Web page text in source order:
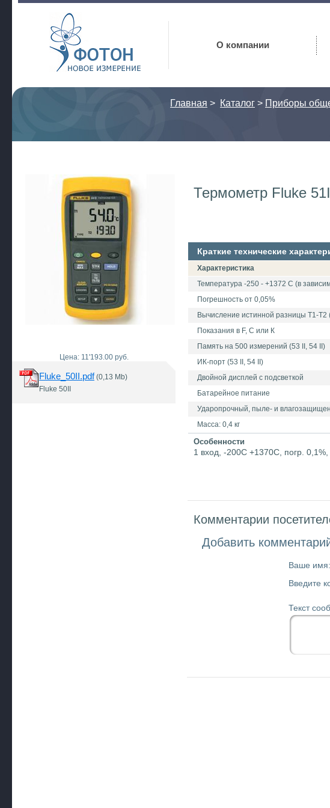
Фотон
О компании
Главная > Каталог > Приборы
Цена: 11'193.00 руб.
Fluke_50II.pdf(0,13 Mb)
Fluke 50II
Термометр Fluke
Краткие технические
Характеристика
Температура -250 - +1372 С (в
Погрешность от 0,05%
Вычисление истинной разницы Т1-Т2
Показания в F, С или К
Память на 500 измерений (53 II, 54 II)
ИК-порт (53 II, 54 II)
Двойной дисплей с подсветкой
Батарейное питание
Ударопрочный, пыле- и
Масса: 0,4 кг
Особенности
1 вход, -200С +1370С, погр.
Комментарии
Добавить
Ваше имя:
Введите
Текст